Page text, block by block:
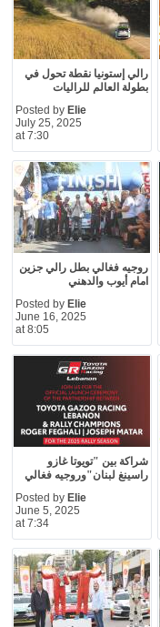
رالي إستونيا نقطة تحول في
بطولة العالم للراليات
Posted by Elie
July 25, 2025
at 7:30
روجيه فغالي بطل رالي جزين
امام أيوب والدهني
Posted by Elie
June 16, 2025
at 8:05
شراكة بين "تويوتا غازو
راسينغ لبنان"وروجيه فغالي
Posted by Elie
June 5, 2025
at 7:34